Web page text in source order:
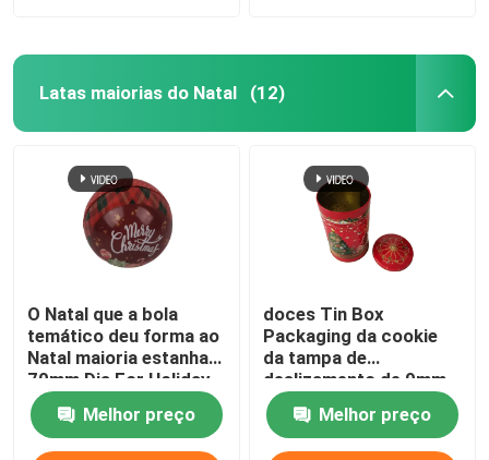
Latas maiorias do Natal (12)
O Natal que a bola
temático deu forma ao
Natal maioria estanha
70mm Dia For Holiday
Gift Promotion
Melhor preço
doces Tin Box
Packaging da cookie
da tampa de
deslizamento de 9mm
Dia Christmas Musical
Tin WithMelhor preço